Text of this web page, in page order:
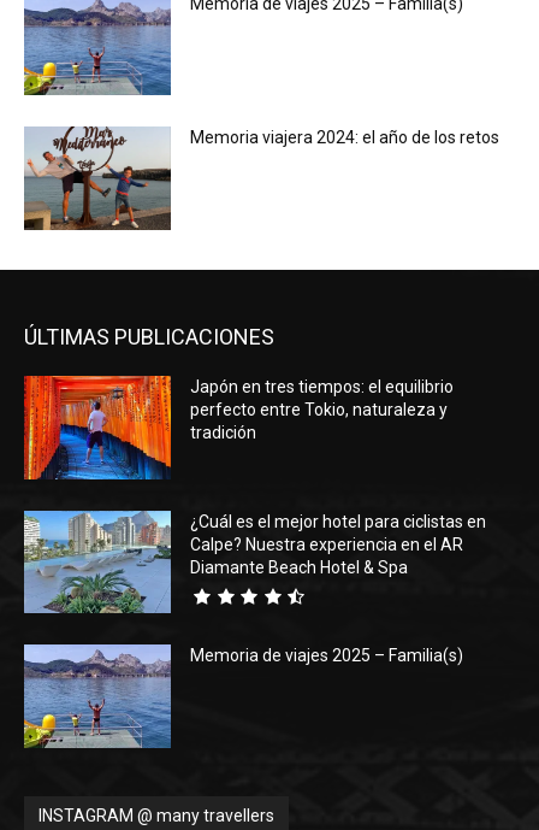
Memoria viajera 2024: el año de los retos
ÚLTIMAS PUBLICACIONES
Japón en tres tiempos: el equilibrio
perfecto entre Tokio, naturaleza y
tradición
¿Cuál es el mejor hotel para ciclistas en
Calpe? Nuestra experiencia en el AR
Diamante Beach Hotel & Spa
Memoria de viajes 2025 – Familia(s)
INSTAGRAM @ many travellers